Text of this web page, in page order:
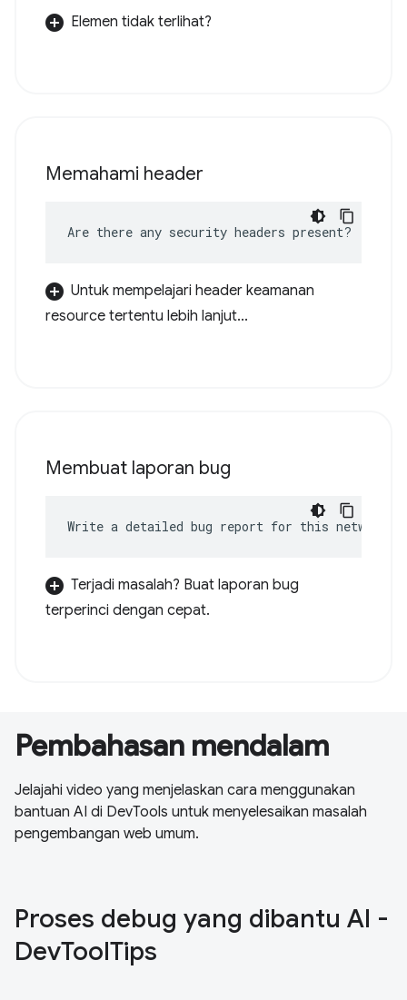
Elemen tidak terlihat?
Memahami header
Are there any security headers present?
Untuk mempelajari header keamanan
resource tertentu lebih lanjut...
Membuat laporan bug
Write a detailed bug report for this network
Terjadi masalah? Buat laporan bug
terperinci dengan cepat.
Pembahasan mendalam
Jelajahi video yang menjelaskan cara menggunakan
bantuan AI di DevTools untuk menyelesaikan masalah
pengembangan web umum.
Proses debug yang dibantu AI -
DevToolTips